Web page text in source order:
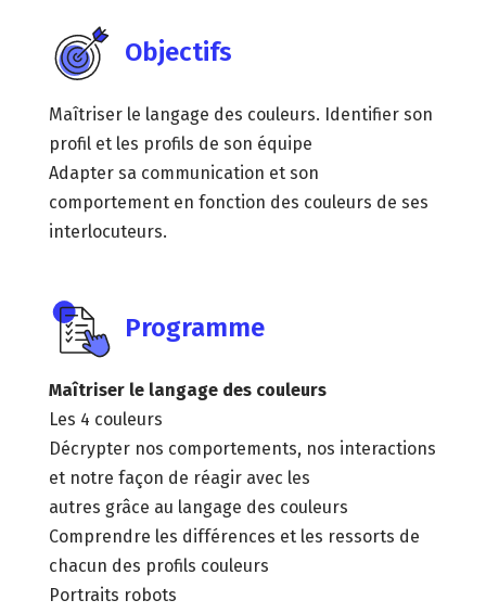
Objectifs
Maîtriser le langage des couleurs. Identifier son
profil et les profils de son équipe
Adapter sa communication et son
comportement en fonction des couleurs de ses
interlocuteurs.
Programme
Maîtriser le langage des couleurs
Les 4 couleurs
Décrypter nos comportements, nos interactions
et notre façon de réagir avec les
autres grâce au langage des couleurs
Comprendre les différences et les ressorts de
chacun des profils couleurs
Portraits robots